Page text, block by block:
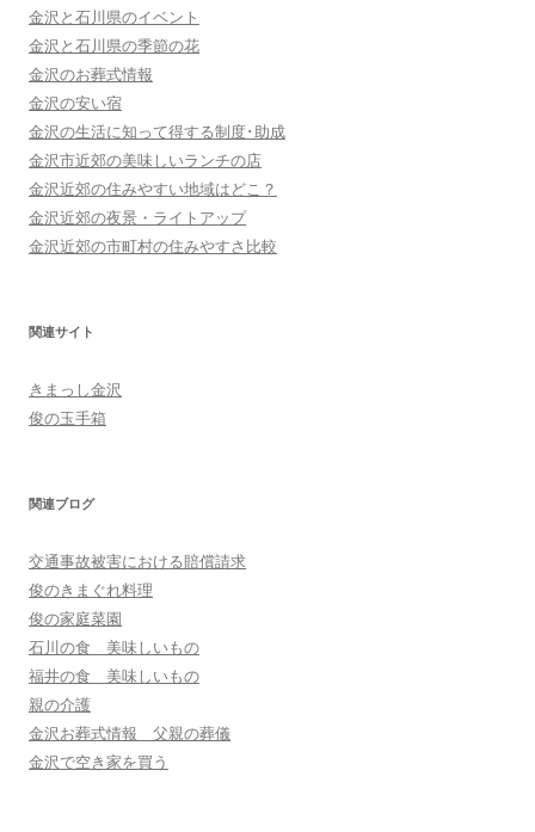
金沢と石川県のイベント
金沢と石川県の季節の花
金沢のお葬式情報
金沢の安い宿
金沢の生活に知って得する制度･助成
金沢市近郊の美味しいランチの店
金沢近郊の住みやすい地域はどこ？
金沢近郊の夜景・ライトアップ
金沢近郊の市町村の住みやすさ比較
関連サイト
きまっし金沢
俊の玉手箱
関連ブログ
交通事故被害における賠償請求
俊のきまぐれ料理
俊の家庭菜園
石川の食 美味しいもの
福井の食 美味しいもの
親の介護
金沢お葬式情報 父親の葬儀
金沢で空き家を買う